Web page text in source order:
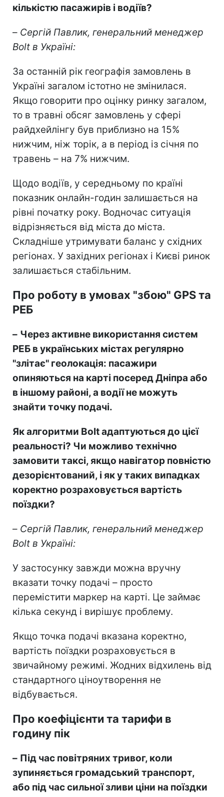
кількістю пасажирів і водіїв?
– Сергій Павлик, генеральний менеджер
Bolt в Україні:
За останній рік географія замовлень в
Україні загалом істотно не змінилася.
Якщо говорити про оцінку ринку загалом,
то в травні обсяг замовлень у сфері
райдхейлінгу був приблизно на 15%
нижчим, ніж торік, а в період із січня по
травень – на 7% нижчим.
Щодо водіїв, у середньому по країні
показник онлайн-годин залишається на
рівні початку року. Водночас ситуація
відрізняється від міста до міста.
Складніше утримувати баланс у східних
регіонах. У західних регіонах і Києві ринок
залишається стабільним.
Про роботу в умовах "збою" GPS та
РЕБ
– Через активне використання систем
РЕБ в українських містах регулярно
"злітає" геолокація: пасажири
опиняються на карті посеред Дніпра або
в іншому районі, а водії не можуть
знайти точку подачі.
Як алгоритми Bolt адаптуються до цієї
реальності? Чи можливо технічно
замовити таксі, якщо навігатор повністю
дезорієнтований, і як у таких випадках
коректно розраховується вартість
поїздки?
– Сергій Павлик, генеральний менеджер
Bolt в Україні:
У застосунку завжди можна вручну
вказати точку подачі – просто
перемістити маркер на карті. Це займає
кілька секунд і вирішує проблему.
Якщо точка подачі вказана коректно,
вартість поїздки розраховується в
звичайному режимі. Жодних відхилень від
стандартного ціноутворення не
відбувається.
Про коефіцієнти та тарифи в
годину пік
– Під час повітряних тривог, коли
зупиняється громадський транспорт,
або під час сильної зливи ціни на поїздки